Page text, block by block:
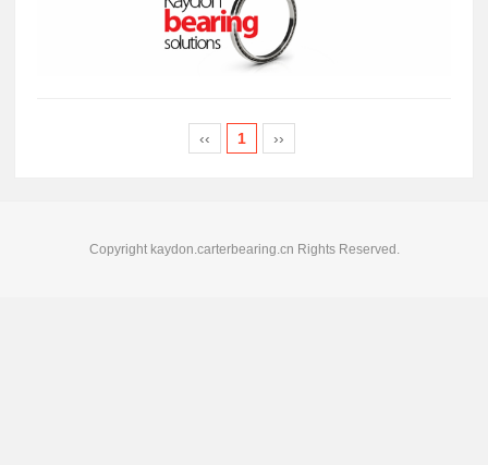
‹‹ 1 ››
Copyright kaydon.carterbearing.cn Rights Reserved.